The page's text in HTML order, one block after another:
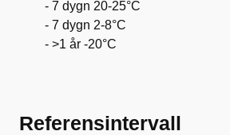
- 7 dygn 20-25°C
- 7 dygn 2-8°C
- >1 år -20°C
Referensintervall